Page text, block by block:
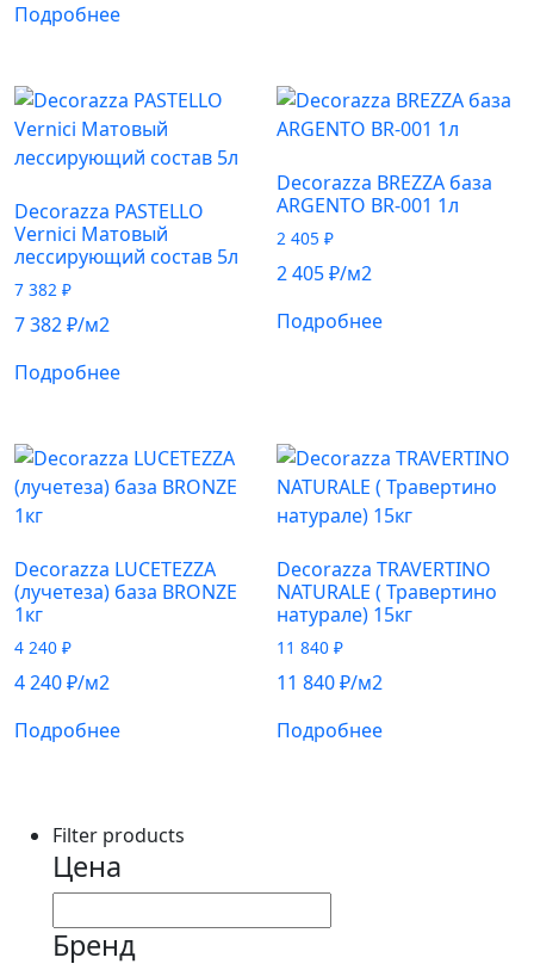
Подробнее
Decorazza PASTELLO
Vernici Матовый
лессирующий состав 5л
7 382 ₽
7 382₽/м2
Подробнее
Decorazza BREZZA база
ARGENTO BR-001 1л
2 405₽
2 405₽/м2
Подробнее
Decorazza LUCETEZZA
(лучетеза) база BRONZE
1кг
4 240 ₽
4 240₽/м2
Подробнее
Decorazza TRAVERTINO
NATURALE ( Травертино
натурале) 15кг
11 840₽
11 840₽/м2
Подробнее
Filter products
Цена
Бренд